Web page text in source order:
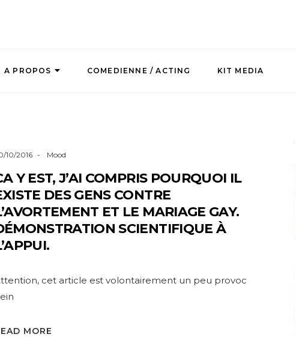
A PROPOS COMEDIENNE / ACTING KIT MEDIA
10/2016 Mood
Y EST, J’AI COMPRIS POURQUOI IL
DES GENS CONTRE
ET LE MARIAGE GAY.
SCIENTIFIQUE À
cet article est volontairement un peu provoc
MORE